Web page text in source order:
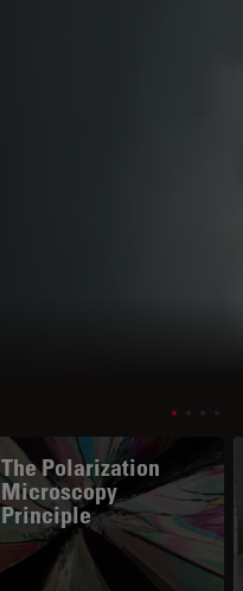
The Polarization
Microscopy
Principle